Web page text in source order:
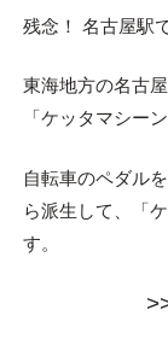
残念！ 名古屋駅
東海地方の名古屋
「ケッタマシー
自転車のペダル
ら派生して、「
す。